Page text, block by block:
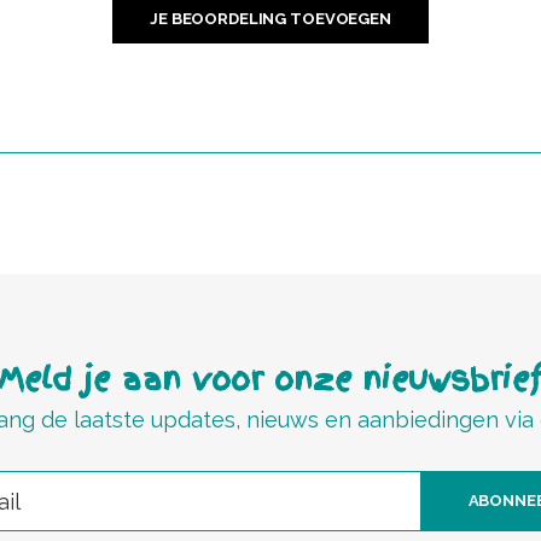
JE BEOORDELING TOEVOEGEN
je aan voor onze
de laatste updates, nieuws en aanbiedingen via